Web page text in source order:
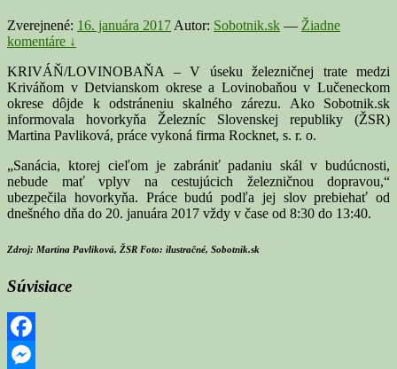
Zverejnené: 16. januára 2017 Autor: Sobotnik.sk — Žiadne
komentáre ↓
KRIVÁŇ/LOVINOBAŇA – V úseku železničnej trate medzi
Kriváňom v Detvianskom okrese a Lovinobaňou v Lučeneckom
okrese dôjde k odstráneniu skalného zárezu. Ako Sobotnik.sk
informovala hovorkyňa Železníc Slovenskej republiky (ŽSR)
Martina Pavliková, práce vykoná firma Rocknet, s. r. o.
„Sanácia, ktorej cieľom je zabrániť padaniu skál v budúcnosti,
nebude mať vplyv na cestujúcich železničnou dopravou,“
ubezpečila hovorkyňa. Práce budú podľa jej slov prebiehať od
dnešného dňa do 20. januára 2017 vždy v čase od 8:30 do 13:40.
Zdroj: Martina Pavliková, ŽSR Foto: ilustračné, Sobotnik.sk
Súvisiace
Facebook